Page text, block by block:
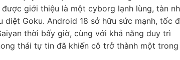
được giới thiệu là một cyborg lạnh lùng, tàn
Goku. Android 18 sở hữu sức mạnh, tốc
thời bấy giờ, cùng với khả năng duy trì
thái tự tin đã khiến cô trở thành một trong